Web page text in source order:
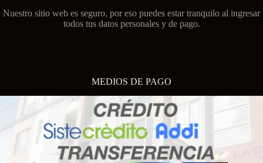
Nuestro sitio web es seguro, por eso puedes estar tranquilo al ingresar
todos tus datos personales y de pago.
MEDIOS DE PAGO